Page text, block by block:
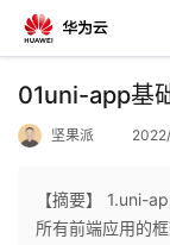
返
01uni-app基
坚果派
【摘要】 1.uni-
所有前端应用的